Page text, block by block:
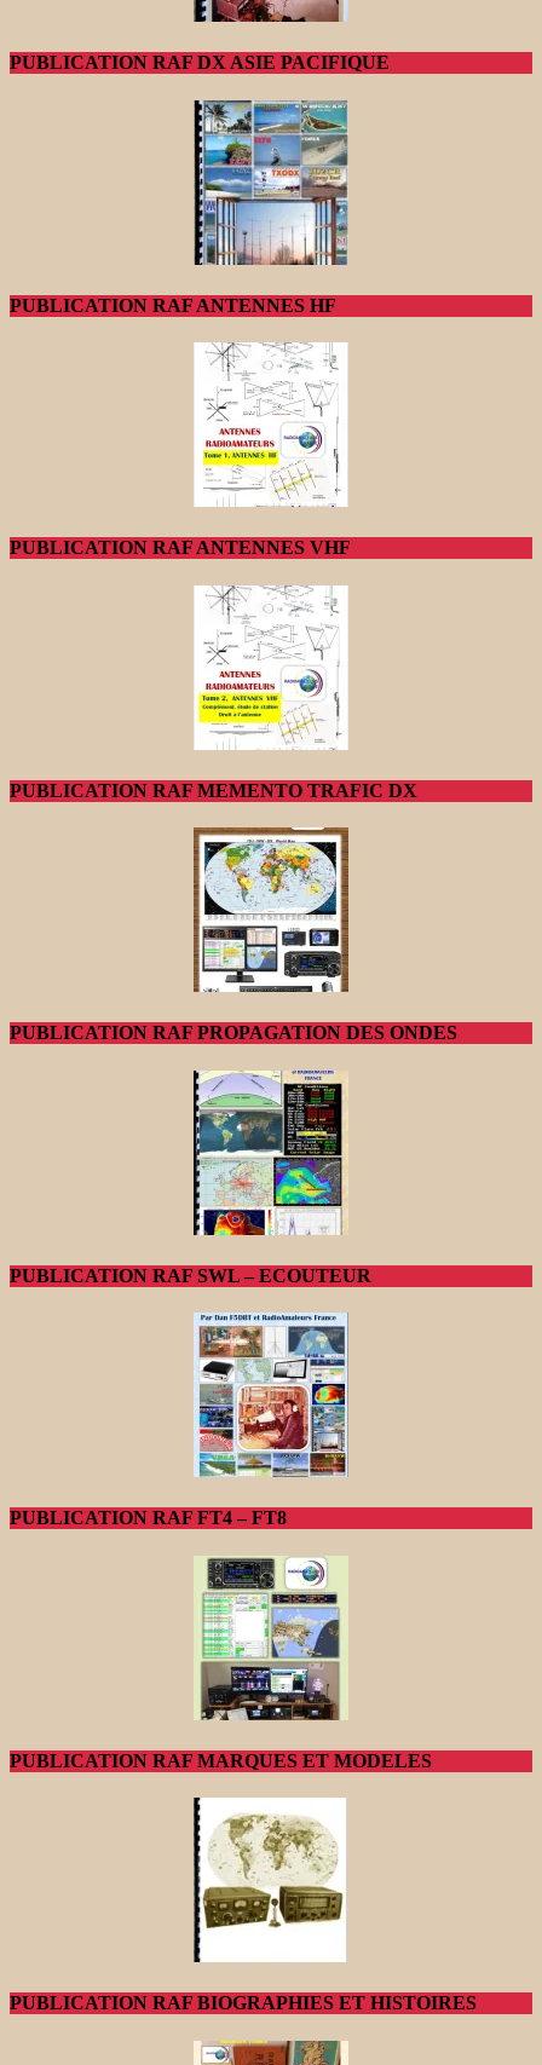
PUBLICATION RAF DX ASIE PACIFIQUE
PUBLICATION RAF ANTENNES HF
PUBLICATION RAF ANTENNES VHF
PUBLICATION RAF MEMENTO TRAFIC DX
PUBLICATION RAF PROPAGATION DES ONDES
PUBLICATION RAF SWL – ECOUTEUR
PUBLICATION RAF FT4 – FT8
PUBLICATION RAF MARQUES ET MODELES
PUBLICATION RAF BIOGRAPHIES ET HISTOIRES